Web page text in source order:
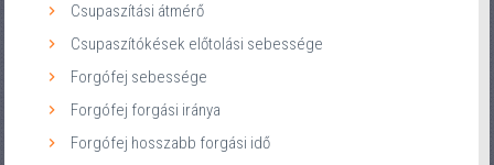
Csupaszítási átmérő
Csupaszítókések előtolási sebessége
Forgófej sebessége
Forgófej forgási iránya
Forgófej hosszabb forgási idő